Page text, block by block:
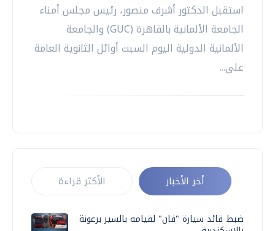
استقبل الدكتور أشرف منصور، رئيس مجلس أمناء
الجامعة الألمانية بالقاهرة (GUC) والجامعة
الألمانية الدولية اليوم السبت أوائل الثانوية العامة
على...
أخر الأخبار الأكثر قراءة
ضبط قائد سيارة "فان" لقيامه بالسير برعونة